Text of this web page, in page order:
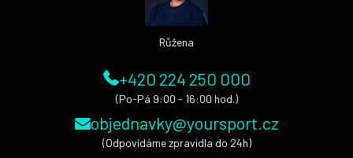
Růžena
+420 224 250 000
(Po-Pá 9:00 - 16:00 hod.)
objednavky@yoursport.cz
(Odpovídáme zpravidla do 24h)